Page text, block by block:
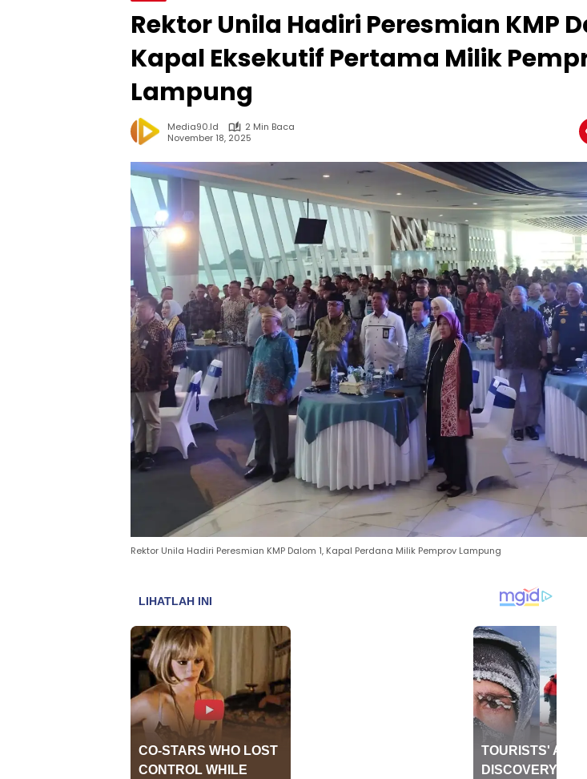
Rektor Unila Hadiri Peresmian KMP
Kapal Eksekutif Pertama Milik
Lampung
Media90.id
2 Min Baca
November 18, 2025
Rektor Unila Hadiri Peresmian KMP Dalom 1, Kapal Perdana Milik Pemprov Lampung